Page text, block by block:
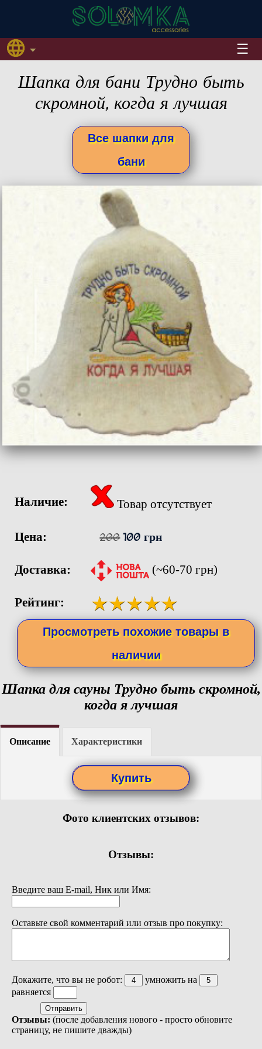
Шапка для бани Трудно быть
скромной, когда я лучшая
Все шапки для
бани
Наличие: Товар отсутствует
Цена: 200 100 грн
Доставка: (~60-70 грн)
Рейтинг:
Просмотреть похожие товары в
наличии
Шапка для сауны Трудно быть скромной,
когда я лучшая
Описание Характеристики
Фото клиентских отзывов:
Отзывы:
Введите ваш E-mail, Ник или Имя:
Оставьте свой комментарий или отзыв про покупку:
Докажите, что вы не робот:
умножить на
равняется
Отзывы: (после добавления нового - просто обновите
страницу, не пишите дважды)